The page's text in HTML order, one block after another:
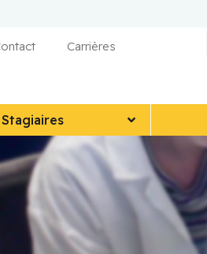
Carrières
Stagiaires